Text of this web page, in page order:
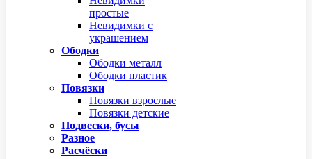
простые
Невидимки с
украшением
Ободки
Ободки металл
Ободки пластик
Повязки
Повязки взрослые
Повязки детские
Подвески, бусы
Разное
Расчёски